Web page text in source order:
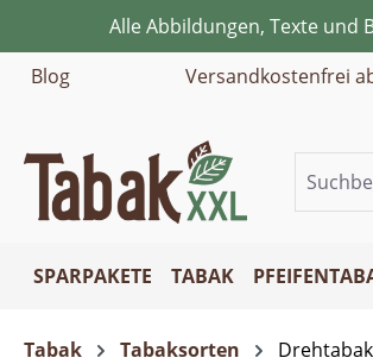
Hauptinhalt springen
Zur Suche springen
Zur Hauptnavigation springen
Alle Abbildungen, Texte und
Blog
Versandkostenfrei
SPARPAKETE TABAK
Tabak Tabaksorten Drehtabak